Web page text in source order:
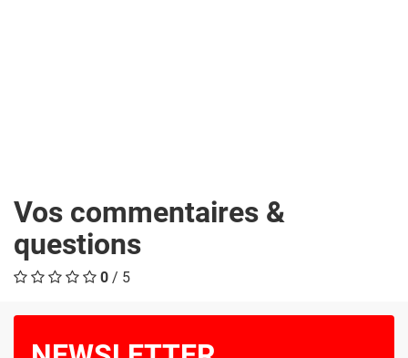
Vos commentaires &
questions
0 / 5